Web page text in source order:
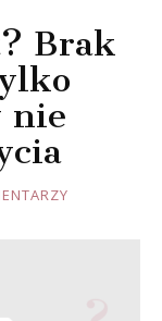
Brak
nie